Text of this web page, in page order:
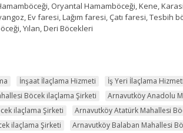
Oryantal Hamamböceği, Kene,
Ev faresi, Lağım faresi, Çatı faresi, Tesbih
Yılan, Deri Böcekleri
İnşaat İlaçlama Hizmeti İş Yeri İlaçlama Hizmeti
Böcek ilaçlama Şirketi
Arnavutköy Anadolu
ilaçlama Şirketi
Arnavutköy Atatürk Mahallesi
ilaçlama Şirketi
Arnavutköy Balaban Mahallesi